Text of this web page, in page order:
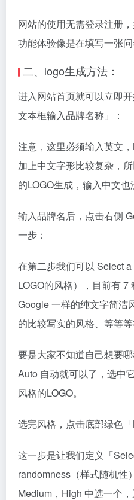
网站的使用无需登录注册
功能体验像是在填写一张问
二、logo生成方法：
进入网站首页就可以立即
文本框输入品牌名称」：
注意，这里必须输入英文
加上中文字形比较复杂，
的LOGO生成，输入中文也
输入品牌名后，点击右侧
一步：
在第二步我们可以 Select
LOGO的风格），目前有
Google 一样的纯文字简洁
的比较写实的风格、等等等
要是大家不知道自己想要
Auto 自动就可以了，选中
风格的LOGO。
选完风格，点击底部绿色
这一步是让我们定义「
randomness（样式随机性
Medium，High 中选一个